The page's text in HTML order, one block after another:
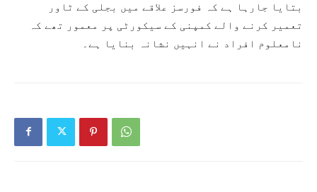
بتایا جارہا ہے کہ فورسز علاقے میں بجلی کے ٹاور
تعمیر کرنے والے کمپنی کے سیکورٹی پر معمور تھے کہ
نامعلوم افراد نے انہیں نشانہ بنایا ہے۔